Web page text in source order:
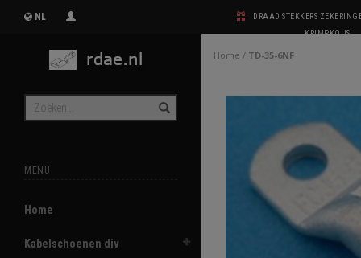
NL
DRAAD STEKKERS
KRIMPKOUS
MENU
Home
Kabelschoenen div
Home / TD-35-6NF